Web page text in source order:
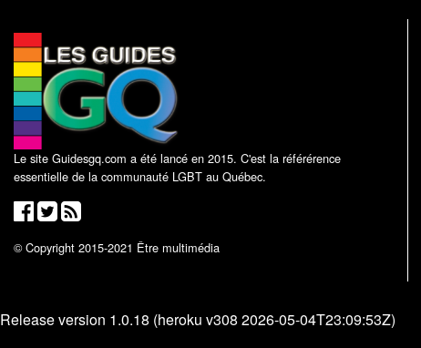
Le site Guidesgq.com a été lancé en 2015. C'est la référérence
essentielle de la communauté LGBT au Québec.
© Copyright 2015-2021 Être multimédia
Release version 1.0.18 (heroku v308 2026-05-04T23:09:53Z)